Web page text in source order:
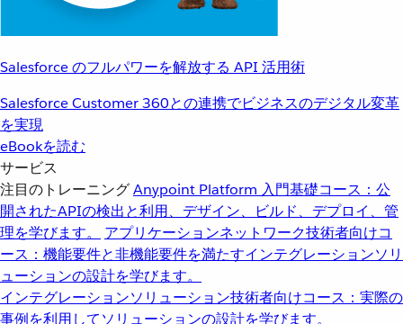
Salesforce のフルパワーを解放する API 活用術
Salesforce Customer 360との連携でビジネスのデジタル変革
を実現
eBookを読む
サービス
注目のトレーニングAnypoint Platform 入門基礎コース：公
開されたAPIの検出と利用、デザイン、ビルド、デプロイ、管
理を学びます。
アプリケーションネットワーク技術者向けコ
ース：機能要件と非機能要件を満たすインテグレーションソリ
ューションの設計を学びます。
インテグレーションソリューション技術者向けコース：実際の
事例を利用してソリューションの設計を学びます。